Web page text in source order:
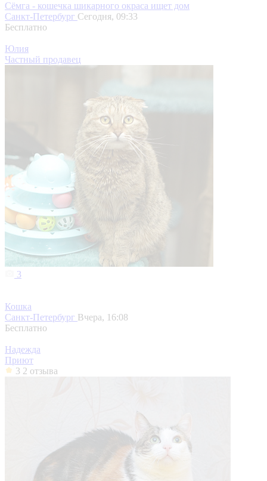
Сёмга - кошечка шикарного окраса ищет дом
Санкт-Петербург Сегодня, 09:33
Бесплатно
Юлия
Частный продавец
3
Кошка
Санкт-Петербург Вчера, 16:08
Бесплатно
Надежда
Приют
3 2 отзыва